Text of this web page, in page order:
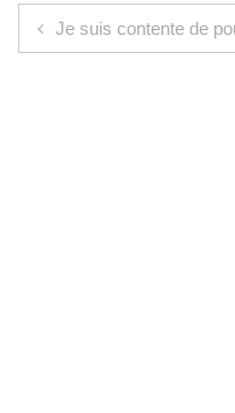
Navigation de
Je suis contente de